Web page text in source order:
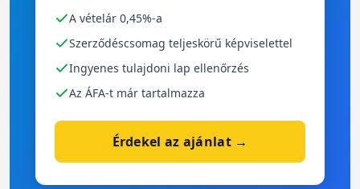
A vételár 0,45%-a
Szerződéscsomag teljeskörű képviselettel
Ingyenes tulajdoni lap ellenőrzés
Az ÁFA-t már tartalmazza
Érdekel az ajánlat →